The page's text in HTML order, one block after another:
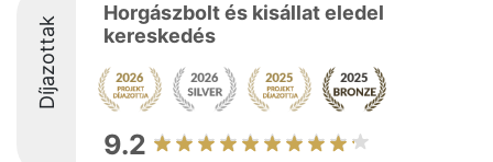
Díjazottak
Horgászbolt és kisállat eledel
kereskedés
9.2